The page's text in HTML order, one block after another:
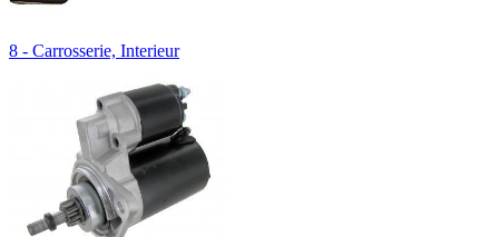
8 - Carrosserie, Interieur